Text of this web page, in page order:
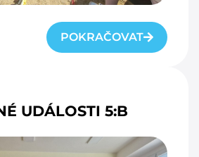
POKRAČOVAT
UDÁLOSTI 5:B